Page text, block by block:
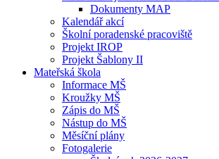
Dokumenty MAP
Kalendář akcí
Školní poradenské pracoviště
Projekt IROP
Projekt Šablony II
Mateřská škola
Informace MŠ
Kroužky MŠ
Zápis do MŠ
Nástup do MŠ
Měsíční plány
Fotogalerie